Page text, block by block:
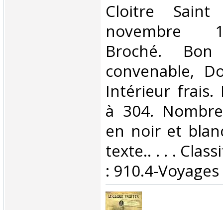
‎Cloitre
novembre
Broché.
convenable,
Intérieur frais.
à 304.
en noir et
texte.. . . .
: 910.4-Voyages‎